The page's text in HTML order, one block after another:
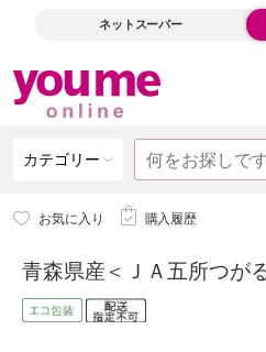
ネットスーパー
カテゴリー
お気に入り 購入履歴
青森県産＜ＪＡ五所つが